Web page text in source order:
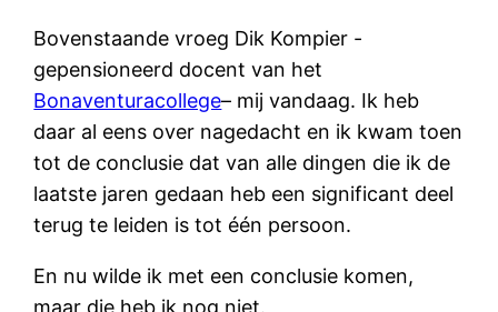
Bovenstaande vroeg Dik Kompier -
gepensioneerd docent van het
Bonaventuracollege– mij vandaag. Ik heb
daar al eens over nagedacht en ik kwam toen
tot de conclusie dat van alle dingen die ik de
laatste jaren gedaan heb een significant deel
terug te leiden is tot één persoon.
En nu wilde ik met een conclusie komen,
maar die heb ik nog niet.